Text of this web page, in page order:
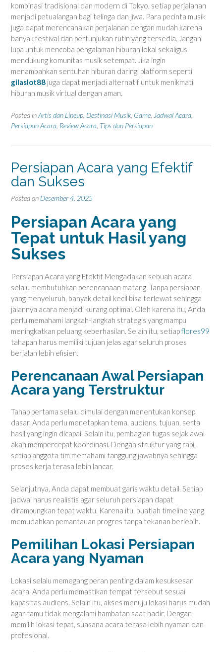
kombinasi tradisional dan modern di Tokyo, setiap perjalanan
menjadi petualangan bagi telinga dan jiwa. Para pecinta musik
juga dapat merencanakan perjalanan dengan mudah karena
banyak festival dan pertunjukan rutin yang tersedia. Jangan
lupa untuk mencoba pengalaman hiburan lokal sekaligus
mendukung komunitas musik setempat. Jika ingin
menambahkan sentuhan hiburan daring, platform seperti
gilaslot88 juga dapat menjadi alternatif untuk menikmati
hiburan musik virtual dengan aman.
Posted inArtis dan Lineup Destinasi Musik Game Jadwal Acara
Persiapan Acara Review Acara Tips dan Persiapan
Persiapan Acara yang Efektif
dan Sukses
Posted on Desember 4, 2025
Persiapan Acara yang
Tepat untuk Hasil yang
Sukses
Persiapan Acara yang Efektif Mengadakan sebuah acara
selalu membutuhkan perencanaan matang. Tanpa persiapan
yang menyeluruh, banyak detail kecil bisa terlewat sehingga
jalannya acara menjadi kurang optimal. Oleh karena itu, Anda
perlu memahami langkah-langkah strategis yang mampu
meningkatkan peluang keberhasilan. Selain itu, setiapflores99
tahapan harus memiliki tujuan jelas agar seluruh proses
berjalan lebih efisien.
Perencanaan Awal Persiapan
Acara yang Terstruktur
Tahap pertama selalu dimulai dengan menentukan konsep
dasar. Anda perlu menetapkan tema, audiens, tujuan, serta
hasil yang ingin dicapai. Selain itu, pembagian tugas sejak awal
akan mempercepat koordinasi. Dengan struktur yang rapi,
setiap anggota tim memahami tanggung jawabnya sehingga
proses kerja terasa lebih lancar.
Selanjutnya, Anda dapat membuat garis waktu detail. Setiap
jadwal harus realistis agar seluruh persiapan dapat
dirampungkan tepat waktu. Karena itu, buatlah timeline yang
memudahkan pemantauan progres tanpa tekanan berlebih.
Pemilihan Lokasi Persiapan
Acara yang Nyaman
Lokasi selalu memegang peran penting dalam kesuksesan
acara. Anda perlu memastikan tempat tersebut sesuai
kapasitas audiens. Selain itu, akses menuju lokasi harus mudah
agar tamu tidak mengalami hambatan saat hadir. Dengan
memilih lokasi tepat, suasana acara terasa lebih nyaman dan
profesional.